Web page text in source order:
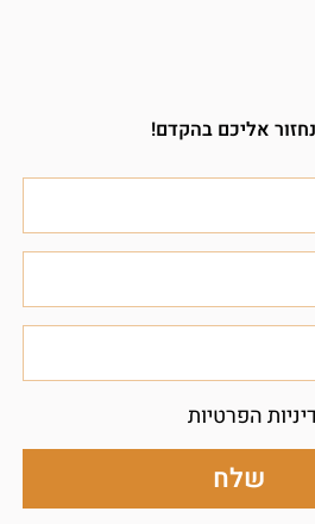
אליכם בהקדם!
הפרטיות
שלח